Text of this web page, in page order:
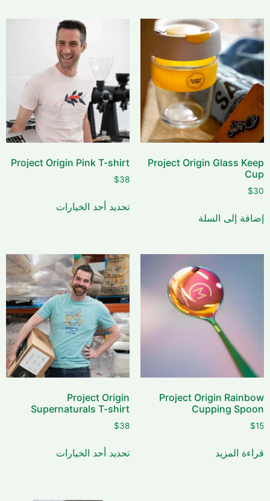
Project Origin Glass Keep
Cup
$30
إضافة إلى السلة
Project Origin Pink T-shirt
$38
تحديد أحد الخيارات
Project Origin Rainbow
Cupping Spoon
$15
قراءة المزيد
Project Origin
Supernaturals T-shirt
$38
تحديد أحد الخيارات